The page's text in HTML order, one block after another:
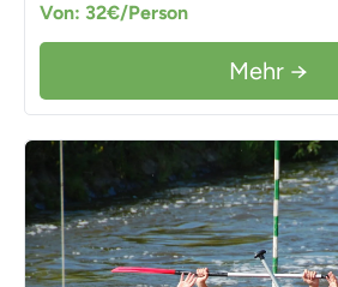
Von: 32€/Person
Mehr →